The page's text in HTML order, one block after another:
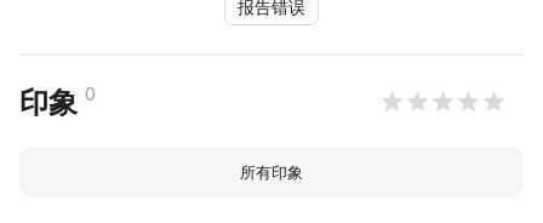
报告错误
印象 0
所有印象